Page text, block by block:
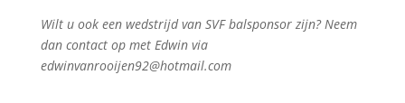
Wilt u ook een wedstrijd van SVF balsponsor zijn? Neem
dan contact op met Edwin via
edwinvanrooijen92@hotmail.com